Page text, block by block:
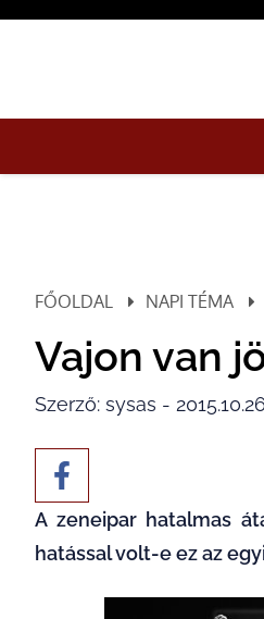
FŐOLDAL NAPI TÉMA
Vajon van
Szerző: sysas -
A zeneipar hatalmas
hatással volt-e ez az